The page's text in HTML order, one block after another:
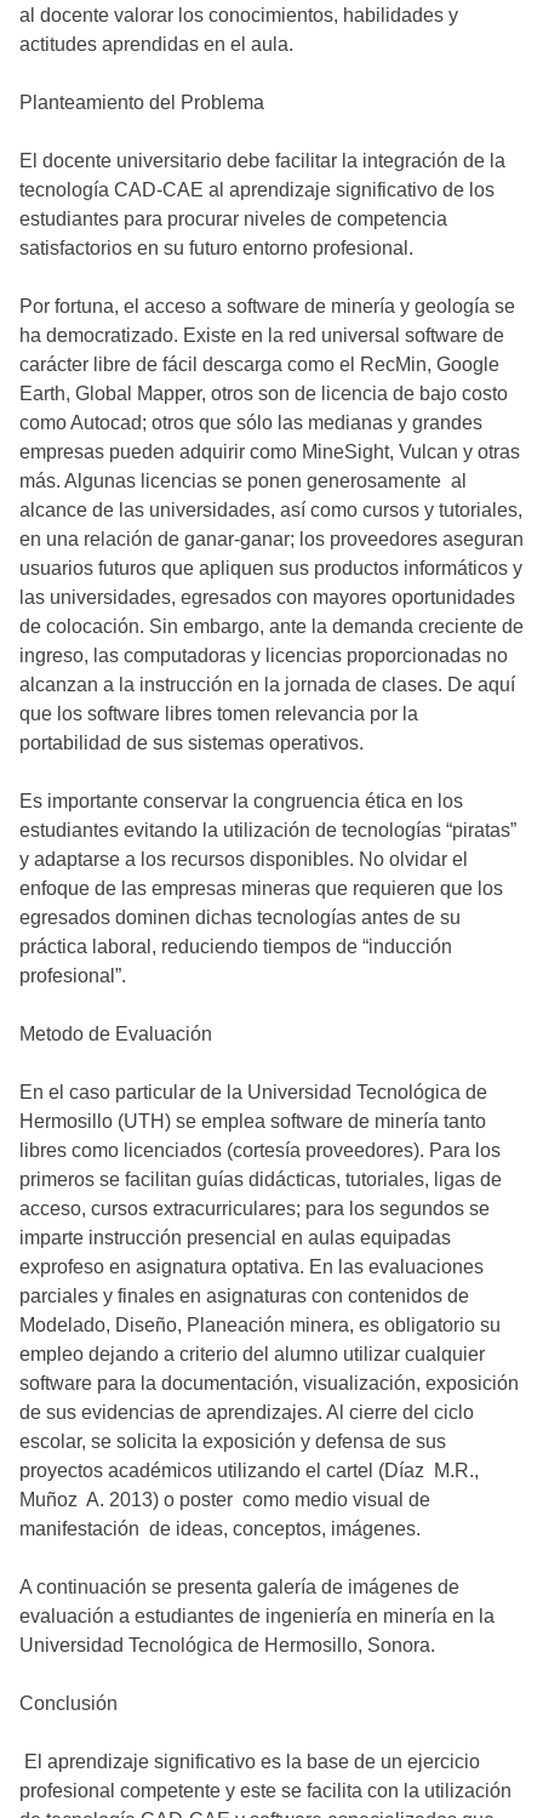
al docente valorar los conocimientos, habilidades y
actitudes aprendidas en el aula.
Planteamiento del Problema
El docente universitario debe facilitar la integración de la
tecnología CAD-CAE al aprendizaje significativo de los
estudiantes para procurar niveles de competencia
satisfactorios en su futuro entorno profesional.
Por fortuna, el acceso a software de minería y geología se
ha democratizado. Existe en la red universal software de
carácter libre de fácil descarga como el RecMin, Google
Earth, Global Mapper, otros son de licencia de bajo costo
como Autocad; otros que sólo las medianas y grandes
empresas pueden adquirir como MineSight, Vulcan y otras
más. Algunas licencias se ponen generosamente al
alcance de las universidades, así como cursos y tutoriales,
en una relación de ganar-ganar; los proveedores aseguran
usuarios futuros que apliquen sus productos informáticos y
las universidades, egresados con mayores oportunidades
de colocación. Sin embargo, ante la demanda creciente de
ingreso, las computadoras y licencias proporcionadas no
alcanzan a la instrucción en la jornada de clases. De aquí
que los software libres tomen relevancia por la
portabilidad de sus sistemas operativos.
Es importante conservar la congruencia ética en los
estudiantes evitando la utilización de tecnologías “piratas”
y adaptarse a los recursos disponibles. No olvidar el
enfoque de las empresas mineras que requieren que los
egresados dominen dichas tecnologías antes de su
práctica laboral, reduciendo tiempos de “inducción
profesional”.
Metodo de Evaluación
En el caso particular de la Universidad Tecnológica de
Hermosillo (UTH) se emplea software de minería tanto
libres como licenciados (cortesía proveedores). Para los
primeros se facilitan guías didácticas, tutoriales, ligas de
acceso, cursos extracurriculares; para los segundos se
imparte instrucción presencial en aulas equipadas
exprofeso en asignatura optativa. En las evaluaciones
parciales y finales en asignaturas con contenidos de
Modelado, Diseño, Planeación minera, es obligatorio su
empleo dejando a criterio del alumno utilizar cualquier
software para la documentación, visualización, exposición
de sus evidencias de aprendizajes. Al cierre del ciclo
escolar, se solicita la exposición y defensa de sus
proyectos académicos utilizando el cartel (Díaz M.R.,
Muñoz A. 2013) o poster como medio visual de
manifestación de ideas, conceptos, imágenes.
A continuación se presenta galería de imágenes de
evaluación a estudiantes de ingeniería en minería en la
Universidad Tecnológica de Hermosillo, Sonora.
Conclusión
El aprendizaje significativo es la base de un ejercicio
profesional competente y este se facilita con la utilización